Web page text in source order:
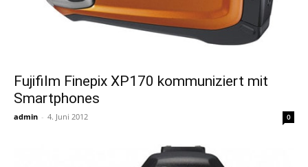
Fujifilm Finepix XP170 kommuniziert mit
Smartphones
admin - 4. Juni 2012 0